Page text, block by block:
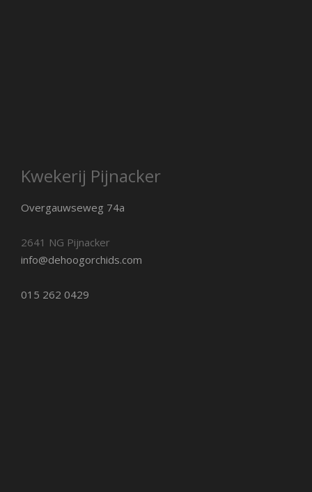
Kwekerij Pijnacker
Overgauwseweg 74a
2641 NG Pijnacker
info@dehoogorchids.com
015 262 0429